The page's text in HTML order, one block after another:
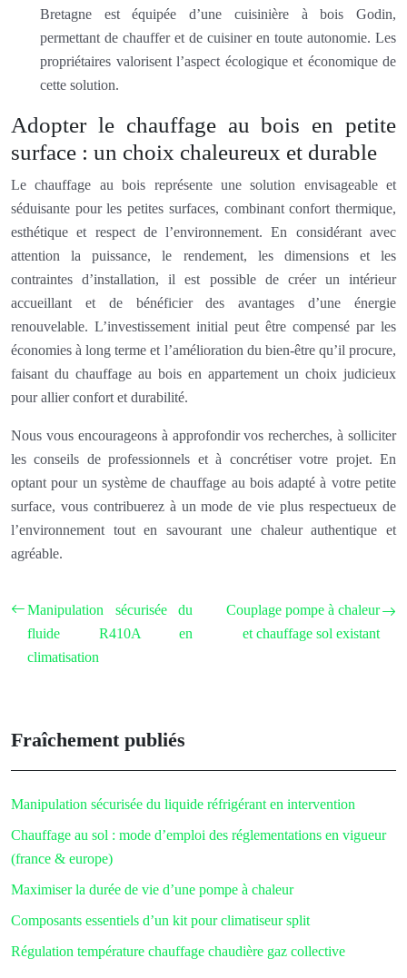
Bretagne est équipée d’une cuisinière à bois Godin,
permettant de chauffer et de cuisiner en toute autonomie. Les
propriétaires valorisent l’aspect écologique et économique de
cette solution.
Adopter le chauffage au bois en petite
surface : un choix chaleureux et durable
Le chauffage au bois représente une solution envisageable et
séduisante pour les petites surfaces, combinant confort thermique,
esthétique et respect de l’environnement. En considérant avec
attention la puissance, le rendement, les dimensions et les
contraintes d’installation, il est possible de créer un intérieur
accueillant et de bénéficier des avantages d’une énergie
renouvelable. L’investissement initial peut être compensé par les
économies à long terme et l’amélioration du bien-être qu’il procure,
faisant du chauffage au bois en appartement un choix judicieux
pour allier confort et durabilité.
Nous vous encourageons à approfondir vos recherches, à solliciter
les conseils de professionnels et à concrétiser votre projet. En
optant pour un système de chauffage au bois adapté à votre petite
surface, vous contribuerez à un mode de vie plus respectueux de
l’environnement tout en savourant une chaleur authentique et
agréable.
Manipulation sécurisée du
fluide R410A en
climatisation
Couplage pompe à chaleur
et chauffage sol existant
Fraîchement publiés
Manipulation sécurisée du liquide réfrigérant en intervention
Chauffage au sol : mode d’emploi des réglementations en vigueur
(france & europe)
Maximiser la durée de vie d’une pompe à chaleur
Composants essentiels d’un kit pour climatiseur split
Régulation température chauffage chaudière gaz collective